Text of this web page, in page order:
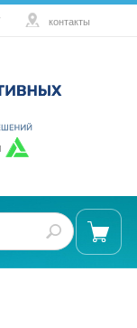
контакты